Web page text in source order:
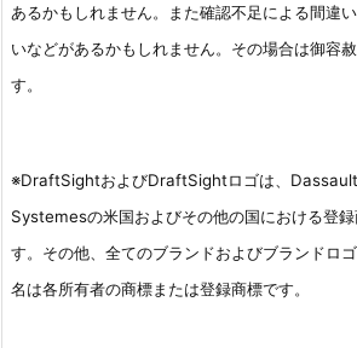
あるかもしれません。また確認不足による間違
いなどがあるかもしれません。その場合は御容
す。
※DraftSightおよびDraftSightロゴは、Dassault
Systemesの米国およびその他の国における登
す。その他、全てのブランドおよびブランドロ
名は各所有者の商標または登録商標です。